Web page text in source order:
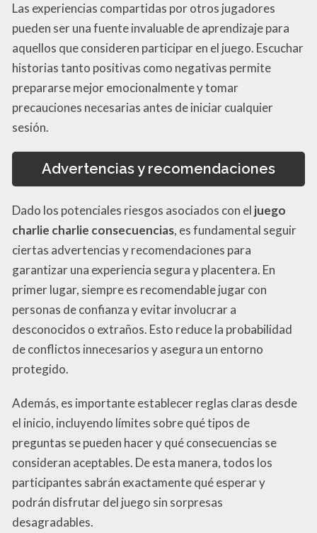
Las experiencias compartidas por otros jugadores
pueden ser una fuente invaluable de aprendizaje para
aquellos que consideren participar en el juego. Escuchar
historias tanto positivas como negativas permite
prepararse mejor emocionalmente y tomar
precauciones necesarias antes de iniciar cualquier
sesión.
Advertencias y recomendaciones
Dado los potenciales riesgos asociados con el juego
charlie charlie consecuencias, es fundamental seguir
ciertas advertencias y recomendaciones para
garantizar una experiencia segura y placentera. En
primer lugar, siempre es recomendable jugar con
personas de confianza y evitar involucrar a
desconocidos o extraños. Esto reduce la probabilidad
de conflictos innecesarios y asegura un entorno
protegido.
Además, es importante establecer reglas claras desde
el inicio, incluyendo límites sobre qué tipos de
preguntas se pueden hacer y qué consecuencias se
consideran aceptables. De esta manera, todos los
participantes sabrán exactamente qué esperar y
podrán disfrutar del juego sin sorpresas
desagradables.